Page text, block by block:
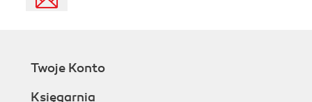
Twoje Konto
Księgarnia